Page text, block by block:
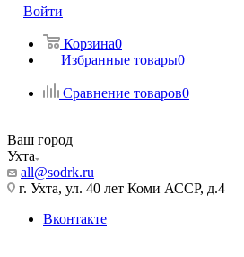
Войти
Корзина0
Избранные товары0
Сравнение товаров0
Ваш город
Ухта
all@sodrk.ru
г. Ухта, ул. 40 лет Коми АССР, д.4
Вконтакте